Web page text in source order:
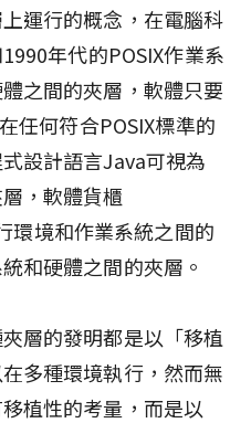
運行的概念，在電腦科
年代的POSIX作業系
之間的夾層，軟體只要
任何符合POSIX標準的
設計語言Java可視為
，軟體貨櫃
環境和作業系統之間的
和硬體之間的夾層。
層的發明都是以「移植
多種環境執行，然而無
植性的考量，而是以